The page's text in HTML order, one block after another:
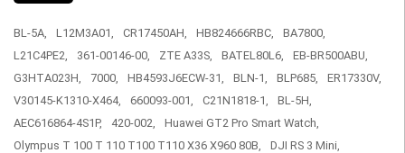
BL-5A, L12M3A01, CR17450AH, HB824666RBC,
BA7800,
L21C4PE2,
361-00146-00, ZTE A33S, BATEL80L6,
EB-BR500ABU,
G3HTA023H,
7000, HB4593J6ECW-31, BLN-1, BLP685,
ER17330V,
V30145-K1310-X464,
660093-001, C21N1818-1,
BL-5H,
AEC616864-4S1P,
420-002,
Huawei GT2 Pro Smart Watch,
Olympus T 100 T 110 T100 T110 X36 X960 80B,
DJI RS 3 Mini,